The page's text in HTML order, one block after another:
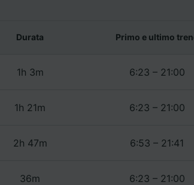
Durata Primo e ultimo
1h 3m 6:23 – 21:00
1h 21m 6:23 – 21:00
2h 47m 6:53 – 21:41
36m 6:23 – 21:00